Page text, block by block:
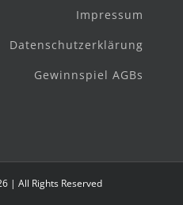
Impressum
Datenschutzerklärung
Gewinnspiel AGBs
| All Rights Reserved